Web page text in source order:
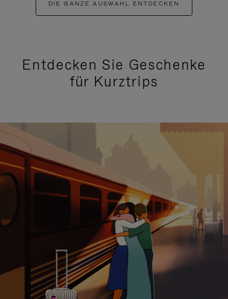
DIE GANZE AUSWAHL ENTDECKEN
Entdecken Sie Geschenke
für Kurztrips